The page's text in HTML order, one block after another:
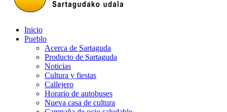
Inicio
Pueblo
Acerca de Sartaguda
Producto de Sartaguda
Noticias
Cultura y fiestas
Callejero
Horario de autobuses
Nueva casa de cultura